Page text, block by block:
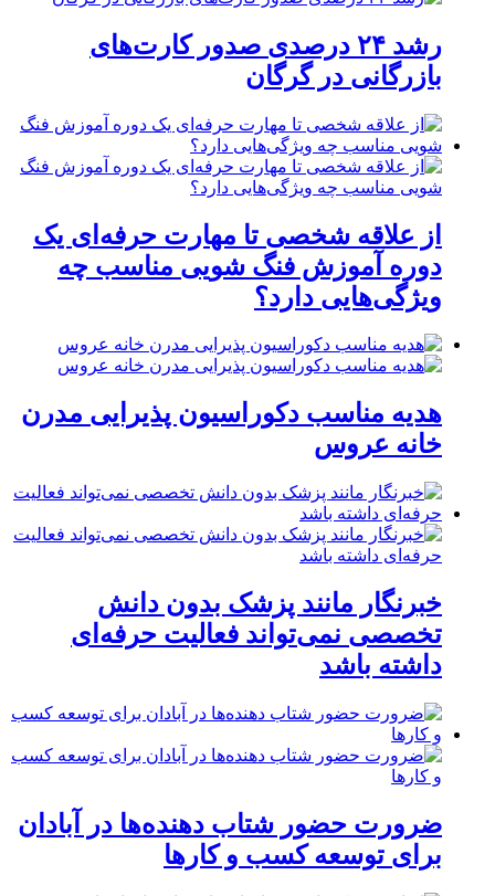
رشد ۲۴ درصدی صدور کارت‌های
بازرگانی در گرگان
از علاقه شخصی تا مهارت حرفه‌ای یک
دوره آموزش فنگ شویی مناسب چه
ویژگی‌هایی دارد؟
هدیه مناسب دکوراسیون پذیرایی مدرن
خانه عروس
خبرنگار مانند پزشک بدون دانش
تخصصی نمی‌تواند فعالیت حرفه‌ای
داشته باشد
ضرورت حضور شتاب ‌دهنده‌ها در آبادان
برای توسعه کسب‌ و کارها